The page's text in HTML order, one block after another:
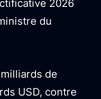
2026
du
de
USD, contre